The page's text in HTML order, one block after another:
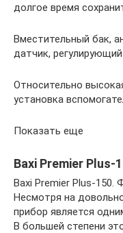
долгое время
Вместительный бак,
датчик,
Относительно
установка
Показать еще
Baxi Premier Plus-
Baxi Premier Plus-150.
Несмотря на
прибор является
В большей степени